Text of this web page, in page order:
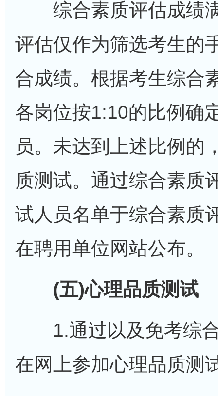
综合素质评估成绩
评估仅作为筛选考生的
合成绩。根据考生综合
各岗位按1:10的比例确
员。未达到上述比例的
质测试。通过综合素质
试人员名单于综合素质
在聘用单位网站公布。
(五)心理品质测试
1.通过以及免考综合
在网上参加心理品质测